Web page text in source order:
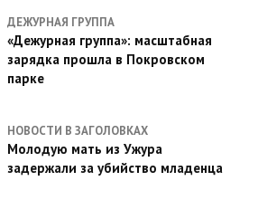
ДЕЖУРНАЯ ГРУППА
«Дежурная группа»: масштабная
зарядка прошла в Покровском
парке
НОВОСТИ В ЗАГОЛОВКАХ
Молодую мать из Ужура
задержали за убийство младенца